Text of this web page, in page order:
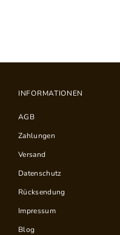
INFORMATIONEN
AGB
Zahlungen
Versand
Datenschutz
Rücksendung
Impressum
Blog